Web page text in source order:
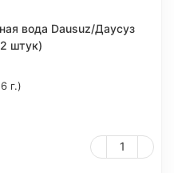
вода Dausuz/Даусуз
штук)
г.)